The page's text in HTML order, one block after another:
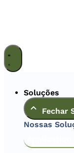
Soluções
Fechar
Nossas